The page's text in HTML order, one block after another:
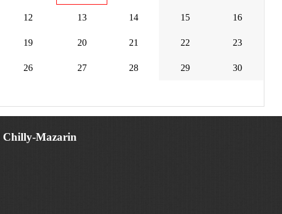
12 13 14 15 16
19 20 21 22 23
26 27 28 29 30
Chilly-Mazarin